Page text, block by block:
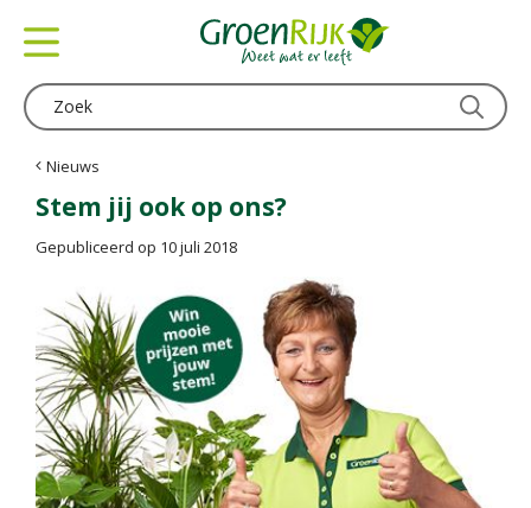
Nieuws
Stem jij ook op ons?
Gepubliceerd op 10 juli 2018